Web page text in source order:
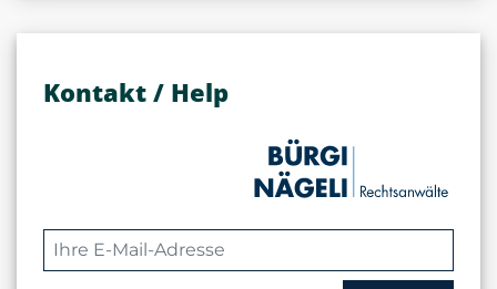
Kontakt / Help